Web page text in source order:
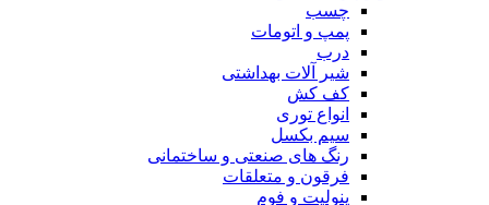
چسب
پمپ و اتومات
درب
شیر آلات بهداشتی
کف کش
انواع توری
سیم بکسل
رنگ های صنعتی و ساختمانی
فرقون و متعلقات
ینولیت و فوم